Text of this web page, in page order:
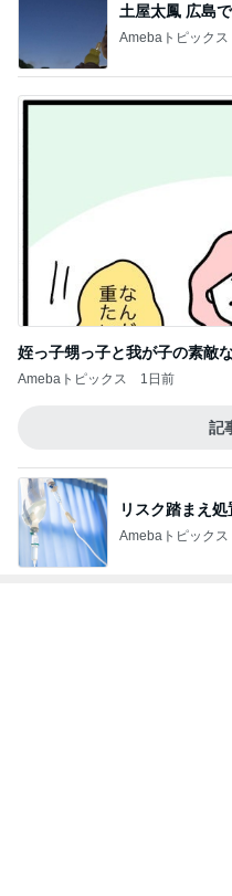
土屋太鳳 広島
Amebaトピックス
姪っ子甥っ子と我が子の素敵
Amebaトピックス 1日前
記
リスク踏まえ
Amebaトピックス